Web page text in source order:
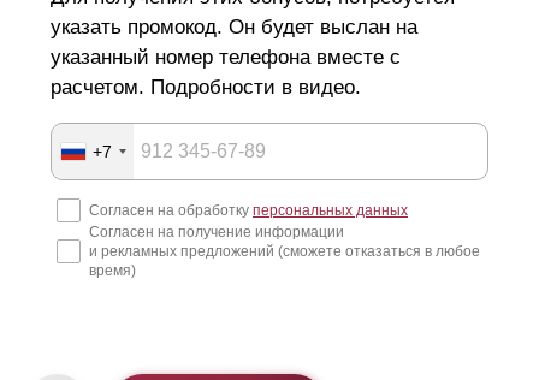
указать промокод. Он будет выслан на
указанный номер телефона вместе с
расчетом. Подробности в видео.
+7
Согласен на обработку персональных данных
Согласен на получение информации
и рекламных предложений (сможете отказаться в любое
время)